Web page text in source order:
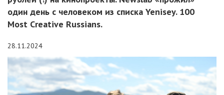
один день с человеком из списка Yenisey. 100
Most Creative Russians.
28.11.2024